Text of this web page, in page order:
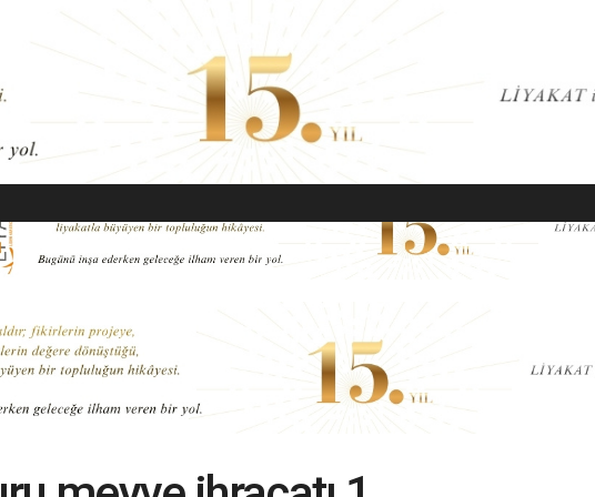
MODA GÜZELLIK YAŞAM SANAT